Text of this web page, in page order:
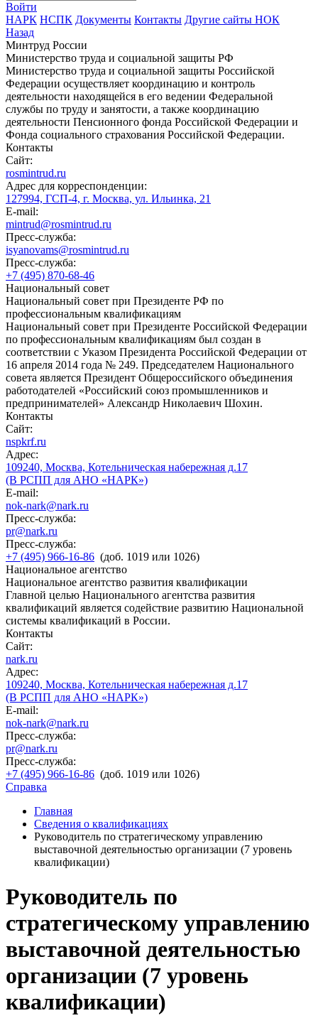
Войти
НАРК НСПК Документы Контакты Другие сайты НОК
Назад
Минтруд России
Министерство труда и социальной защиты РФ
Министерство труда и социальной защиты Российской
Федерации осуществляет координацию и контроль
деятельности находящейся в его ведении Федеральной
службы по труду и занятости, а также координацию
деятельности Пенсионного фонда Российской Федерации и
Фонда социального страхования Российской Федерации.
Контакты
Сайт:
rosmintrud.ru
Адрес для корреспонденции:
127994, ГСП-4, г. Москва, ул. Ильинка, 21
E-mail:
mintrud@rosmintrud.ru
Пресс-служба:
isyanovams@rosmintrud.ru
Пресс-служба:
+7 (495) 870-68-46
Национальный совет
Национальный совет при Президенте РФ по
профессиональным квалификациям
Национальный совет при Президенте Российской Федерации
по профессиональным квалификациям был создан в
соответствии с Указом Президента Российской Федерации от
16 апреля 2014 года № 249. Председателем Национального
совета является Президент Общероссийского объединения
работодателей «Российский союз промышленников и
предпринимателей» Александр Николаевич Шохин.
Контакты
Сайт:
nspkrf.ru
Адрес:
109240, Москва, Котельническая набережная д.17
(В РСПП для АНО «НАРК»)
E-mail:
nok-nark@nark.ru
Пресс-служба:
pr@nark.ru
Пресс-служба:
+7 (495) 966-16-86 (доб. 1019 или 1026)
Национальное агентство
Национальное агентство развития квалификации
Главной целью Национального агентства развития
квалификаций является содействие развитию Национальной
системы квалификаций в России.
Контакты
Сайт:
nark.ru
Адрес:
109240, Москва, Котельническая набережная д.17
(В РСПП для АНО «НАРК»)
E-mail:
nok-nark@nark.ru
Пресс-служба:
pr@nark.ru
Пресс-служба:
+7 (495) 966-16-86 (доб. 1019 или 1026)
Справка
Главная
Сведения о квалификациях
Руководитель по стратегическому управлению
выставочной деятельностью организации (7 уровень
квалификации)
Руководитель по
стратегическому управлению
выставочной деятельностью
организации (7 уровень
квалификации)